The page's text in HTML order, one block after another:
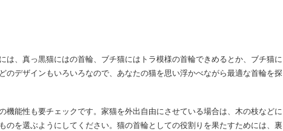
、真っ黒猫にはの首輪、ブチ猫にはトラ模様の首輪できめるとか、ブチ猫に
のデザインもいろいろなので、あなたの猫を思い浮かべながら最適な首輪を探
機能性も要チェックです。家猫を外出自由にさせている場合は、木の枝などに
のを選ぶようにしてください。猫の首輪としての役割りを果たすためには、裏